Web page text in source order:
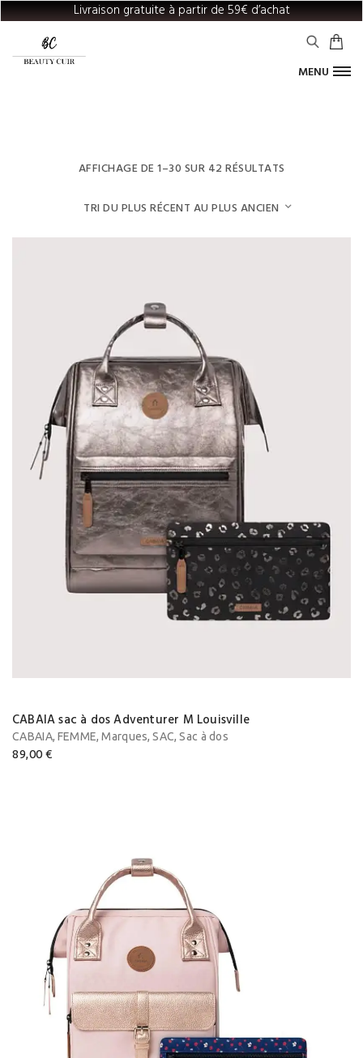
Livraison gratuite à partir de 59€ d’achat
MENU
AFFICHAGE DE 1–30 SUR 42 RÉSULTATS
PLUS
CABAIA sac à dos Adventurer M Louisville
CABAIA, FEMME,Marques,SAC,Sac à dos
89,00 €